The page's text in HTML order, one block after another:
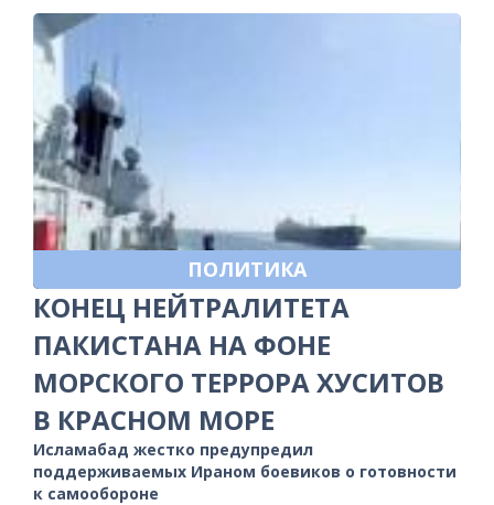
ПОЛИТИКА
КОНЕЦ НЕЙТРАЛИТЕТА
ПАКИСТАНА НА ФОНЕ
МОРСКОГО ТЕРРОРА ХУСИТОВ
В КРАСНОМ МОРЕ
Исламабад жестко предупредил
поддерживаемых Ираном боевиков о готовности
к самообороне